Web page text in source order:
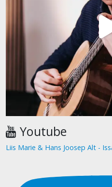
Youtube
Liis Marie & Hans Joosep Alt -